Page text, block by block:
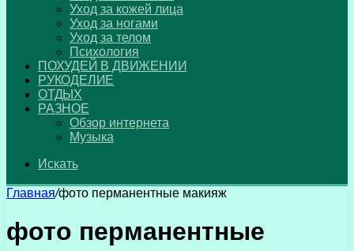
Уход за кожей лица
Уход за ногами
Уход за телом
Психология
ПОХУДЕЙ В ДВИЖЕНИИ
РУКОДЕЛИЕ
ОТДЫХ
РАЗНОЕ
Обзор интернета
Музыка
Искать
Главная/фото перманентные макияж
фото перманентные